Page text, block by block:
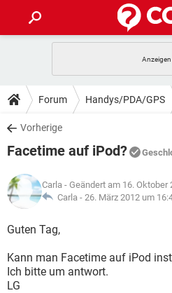
ANDROID
WINDOWS 10
WHATSAPP
FACEBOOK
TIPPS & TRICKS
SPIELE
WHATSAPP
FACEBOOK
DOWNLOADS
SPIELE
ANDROID
WINDOWS 10
WHATSAPP
SPIELE
ANDROID
WINDOWS 10
WHATSAPP
FACEBOOK
LEXIKON
SPIELE
WINDOWS 10
Forum Handys/PDA/GPS
Vorherige
Facetime auf iPod?
Carla - Geändert am 16. Oktober
Carla - 26. März 2012 um
Guten Tag,
Kann man Facetime auf iPod
Ich bitte um antwort.
LG